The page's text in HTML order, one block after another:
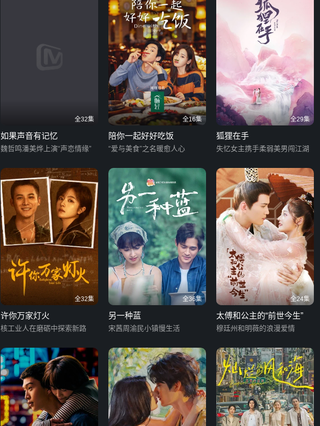
全32集
如果声音有记忆
魏哲鸣潘美烨上演“声恋情缘”
全16集
陪你一起好好吃饭
“爱与美食”之名暖愈人心
全29集
狐狸在手
失忆女主携手柔弱美男闯江湖
全32集
许你万家灯火
核工业人在磨砺中探索新路
全36集
另一种蓝
宋茜周渝民小镇慢生活
全24集
太傅和公主的“前世今生”
穆廷州和明薇的浪漫爱情